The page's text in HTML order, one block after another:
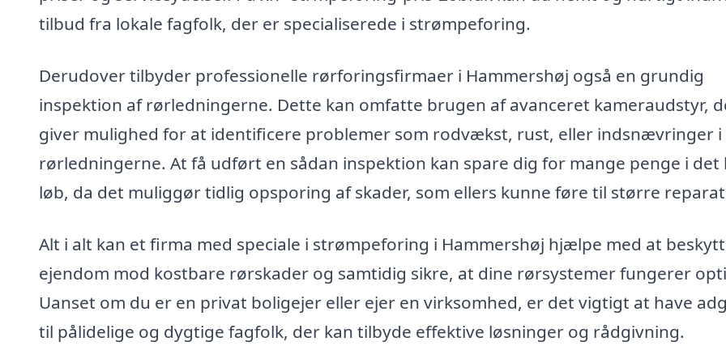
tilbud fra lokale fagfolk, der er specialiserede i strømpeforing.
Derudover tilbyder professionelle rørforingsfirmaer i Hammershøj også en grundig
inspektion af rørledningerne. Dette kan omfatte brugen af avanceret kameraudstyr,
giver mulighed for at identificere problemer som rodvækst, rust, eller indsnævringer i
rørledningerne. At få udført en sådan inspektion kan spare dig for mange penge i det
løb, da det muliggør tidlig opsporing af skader, som ellers kunne føre til større
Alt i alt kan et firma med speciale i strømpeforing i Hammershøj hjælpe med at
ejendom mod kostbare rørskader og samtidig sikre, at dine rørsystemer fungerer
Uanset om du er en privat boligejer eller ejer en virksomhed, er det vigtigt at have
til pålidelige og dygtige fagfolk, der kan tilbyde effektive løsninger og rådgivning.